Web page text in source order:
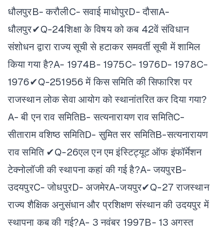
धौलपुरB- करौलीC- सवाई माधोपुरD- दौसाA-
धौलपुर✔Q-24शिक्षा के विषय को कब 42वें संविधान
संशोधन द्वारा राज्य सूची से हटाकर समवर्ती सूची में शामिल
किया गया है?A- 1974B- 1975C- 1976D- 1978C-
1976✔Q-251956 में किस समिति की सिफारिश पर
राजस्थान लोक सेवा आयोग को स्थानांतरित कर दिया गया?
A- बी एन राव समितिB- सत्यनारायण राव समितिC-
सीताराम वशिष्ठ समितिD- सुमित सर समितिB-सत्यनारायण
राव समिति ✔Q-26एल एन एम इंस्टिट्यूट ऑफ इंफॉर्मेशन
टेक्नोलॉजी की स्थापना कहां की गई है?A- जयपुरB-
उदयपुरC- जोधपुरD- अजमेरA-जयपुर✔Q-27 राजस्थान
राज्य शैक्षिक अनुसंधान और प्रशिक्षण संस्थान की उदयपुर में
स्थापना कब की गई?A- 3 नवंबर 1997B- 13 अगस्त